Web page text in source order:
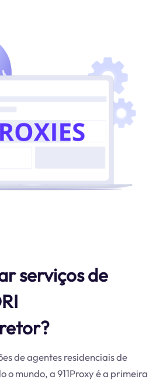
serviços de
de agentes residenciais de
o mundo, a 911Proxy é a primeira